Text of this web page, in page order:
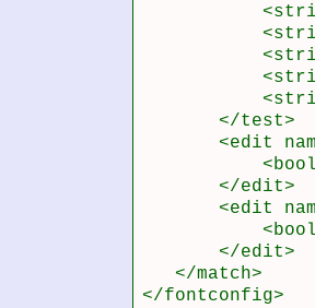
       </test>
<edit
       </edit>
<edit
       </edit>
   </match>
</fontconfig>